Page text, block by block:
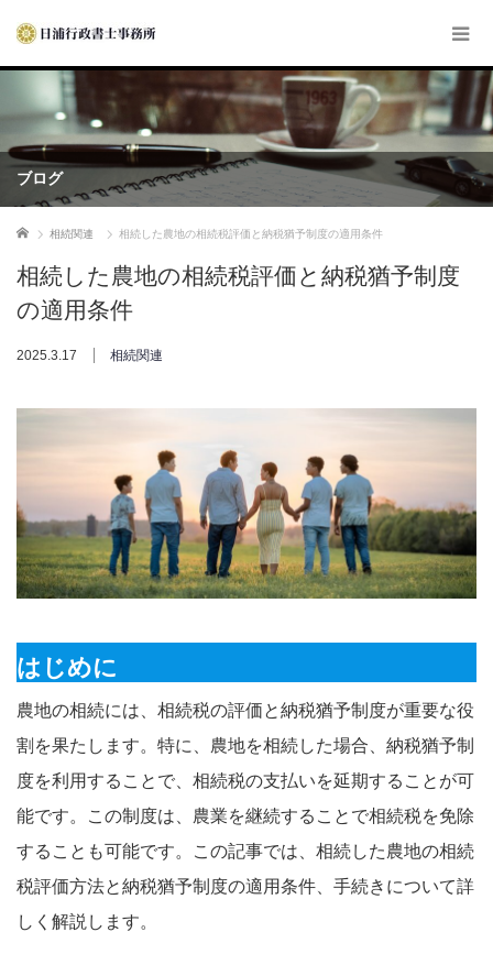
ブログ
ホーム 相続関連 相続した農地の相続税評価と納税猶予制度の適用条件
相続した農地の相続税評価と納税猶予制度
の適用条件
2025.3.17 相続関連
はじめに
農地の相続には、相続税の評価と納税猶予制度が重要な役
割を果たします。特に、農地を相続した場合、納税猶予制
度を利用することで、相続税の支払いを延期することが可
能です。この制度は、農業を継続することで相続税を免除
することも可能です。この記事では、相続した農地の相続
税評価方法と納税猶予制度の適用条件、手続きについて詳
しく解説します。